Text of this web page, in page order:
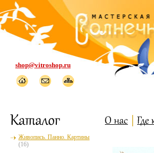
shop@vitroshop.ru
Живопись. Панно. Картины
(16)